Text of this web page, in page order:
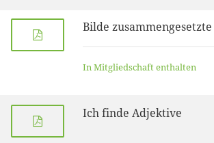
Bilde
In Mitgliedschaft enthalten
Ich finde Adjektive